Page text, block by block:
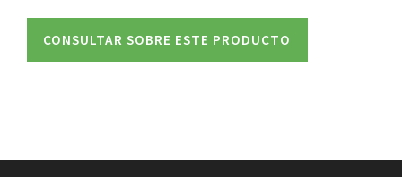
CONSULTAR SOBRE ESTE PRODUCTO